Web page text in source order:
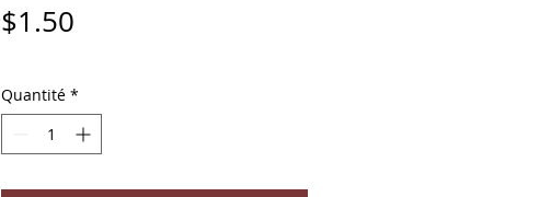
$1.50
Quantité *